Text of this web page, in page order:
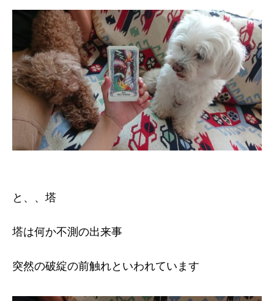
と、、塔
塔は何か不測の出来事
突然の破綻の前触れといわれています